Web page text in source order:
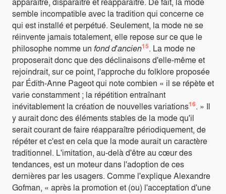
semble incompatible avec la tradition qui concerne ce
qui est installé et perpétué. Seulement, la mode ne se
réinvente jamais totalement, elle repose sur ce que le
philosophe nomme un fond d'ancien15. La mode ne
proposerait donc que des déclinaisons d'elle-même et
rejoindrait, sur ce point, l'approche du folklore proposée
par Édith-Anne Pageot qui note combien « il se répète et
varie constamment ; la répétition entraînant
inévitablement la création de nouvelles variations16. » Il
y aurait donc des éléments stables de la mode qu'il
serait courant de faire réapparaître périodiquement, de
répéter et c'est en cela que la mode aurait un caractère
traditionnel. L'imitation, au-delà d'être au cœur des
tendances, est un moteur dans l'adoption de ces
dernières par les usagers. Comme l'explique Alexandre
Gofman, « après la promotion et (ou) l'acceptation d'une